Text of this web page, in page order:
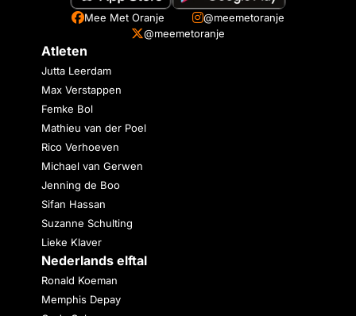
Mee Met Oranje
@meemetoranje
@meemetoranje
Atleten
Jutta Leerdam
Max Verstappen
Femke Bol
Mathieu van der Poel
Rico Verhoeven
Michael van Gerwen
Jenning de Boo
Sifan Hassan
Suzanne Schulting
Lieke Klaver
Nederlands elftal
Ronald Koeman
Memphis Depay